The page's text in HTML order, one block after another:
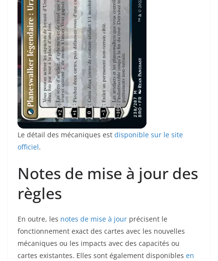
Le détail des mécaniques est disponible sur le site
officiel.
Notes de mise à jour des
règles
En outre, les notes de mise à jour précisent le
fonctionnement exact des cartes avec les nouvelles
mécaniques ou les impacts avec des capacités ou
cartes existantes. Elles sont également disponibles en